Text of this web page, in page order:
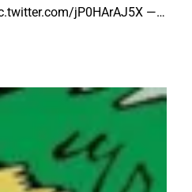
jP0HArAJ5X —…